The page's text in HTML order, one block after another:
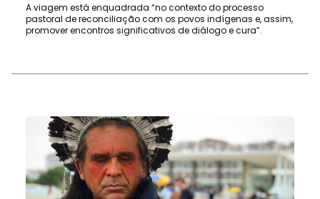
A viagem está enquadrada “no contexto do processo
pastoral de reconciliação com os povos indígenas e, assim,
promover encontros significativos de diálogo e cura”.